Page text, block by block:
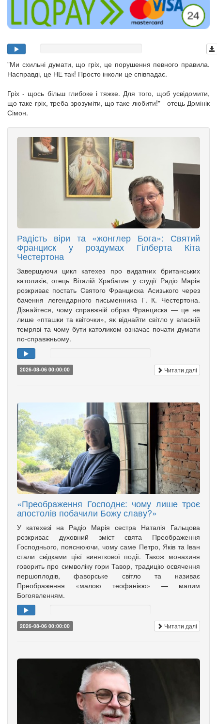
"Ми схильні думати, що гріх, це порушення певного правила.
Насправді, це НЕ так! Просто інколи це співпадає.
Гріх - щось більш глибоке і тяжке. Для того, щоб усвідомити,
що таке гріх, треба зрозуміти, що таке любити!" - отець Домінік
Сімон.
Радість віри та «жонглер Бога»: Святий
Франциск у роздумах Гілберта Кіта
Честертона
Завершуючи цикл катехез про видатних британських
католиків, отець Віталій Храбатин у студії Радіо Марія
розкриває постать Святого Франциска Асизького через
бачення легендарного письменника Г. К. Честертона.
Дізнайтеся, чому справжній образ Франциска — це не
лише «пташки та квіточки», як віднайти світло у власній
темряві та чому бути католиком означає почати думати
по-справжньому.
2026-08-06 00:00:00 Читати далі
«Преображення Господнє: чому лише троє
апостолів побачили Божу славу?»
У катехезі на Радіо Марія сестра Наталія Гальцова
розкриває духовний зміст свята Преображення
Господнього, пояснюючи, чому саме Петро, Яків та Іван
стали свідками цієї виняткової події. Також монахиня
говорить про символіку гори Тавор, традицію освячення
першоплодів, фаворське світло та називає
Преображення «малою теофанією» — малим
Богоявленням.
2026-08-06 00:00:00 Читати далі